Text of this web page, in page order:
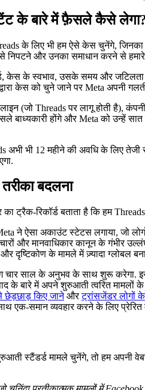
के बारे में फ़ैसले कैसे
के लिए भी हम ऐसे केस चुनेंगे,
निपटने और उनका समाधान करने से
केस के स्वभाव, उसके समय और
केस को चुने जाने पर Meta अपनी
(जो Threads पर लागू होती है),
होंगे और Meta को उन्हें सात
अभी भी 12 महीने की अवधि के लिए
बदलना
ट्रैक-रिकॉर्ड बताता है कि हम
ने ऐसा अकाउंट स्टेटस लगाया, जो
और मानवाधिकार कानून के गंभीर
और दृष्टिकोण के मामले में ज़्यादा ग्लोबल
चार साल के अनुभव के साथ शुरू करेगा.
के बारे में अपने शुरुआती त्वरित मामलों
छेड़छाड़ किए जानेऔरट्रांसजेंडर लोगों
एक-समान व्यवहार करने के लिए
स्टैंडर्ड मामले चुनेंगे, तो हम अपनी